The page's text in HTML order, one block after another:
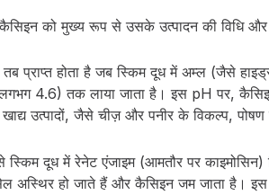
कैसिइन को मुख्य रूप से उसके उत्पादन की विधि
प्राप्त होता है जब स्किम दूध में अम्ल (जैसे
4.6) तक लाया जाता है। इस pH पर,
उत्पादों, जैसे चीज़ और पनीर के विकल्प,
स्किम दूध में रेनेट एंजाइम (आमतौर पर काइमोसिन)
अस्थिर हो जाते हैं और कैसिइन जम जाता है। इस